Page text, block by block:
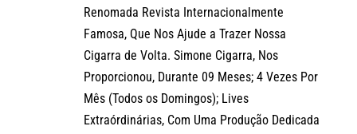
Renomada Revista Internacionalmente
Famosa, Que Nos Ajude a Trazer Nossa
Cigarra de Volta. Simone Cigarra, Nos
Proporcionou, Durante 09 Meses; 4 Vezes Por
Mês (Todos os Domingos); Lives
Extraórdinárias, Com Uma Produção Dedicada